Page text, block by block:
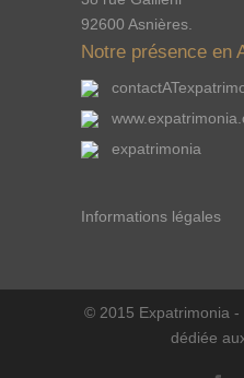
92600 Asnières.
Notre présence en
expatrimonia
Informations légales
© 2015 Expatrimonia
dédiée